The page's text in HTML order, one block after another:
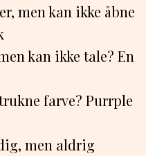
men kan ikke åbne
kan ikke tale? En
farve? Purrple
men aldrig